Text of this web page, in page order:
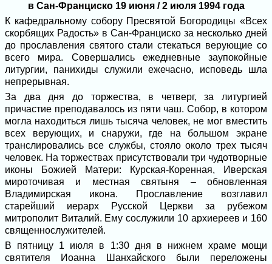
в Сан-Франциско 19 июня / 2 июля 1994 года
К кафедральному собору Пресвятой Богородицы «Всех
скорбящих Радость» в Сан-Франциско за несколько дней
до прославления святого стали стекаться верующие со
всего мира. Совершались ежедневные заупокойные
литургии, панихиды служили ежечасно, исповедь шла
непрерывная.
За два дня до торжества, в четверг, за литургией
причастие преподавалось из пяти чаш. Собор, в котором
могла находиться лишь тысяча человек, не мог вместить
всех верующих, и снаружи, где на большом экране
транслировались все службы, стояло около трех тысяч
человек. На торжествах присутствовали три чудотворные
иконы Божией Матери: Курская-Коренная, Иверская
мироточивая и местная святыня – обновленная
Владимирская икона. Прославление возглавил
старейший иерарх Русской Церкви за рубежом
митрополит Виталий. Ему сослужили 10 архиереев и 160
священнослужителей.
В пятницу 1 июля в 1:30 дня в нижнем храме мощи
святителя Иоанна Шанхайского были переложены